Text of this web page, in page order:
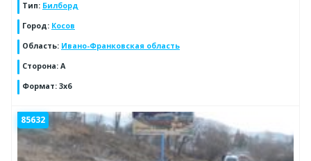
Тип: Билборд
Город: Косов
Область: Ивано-Франковская область
Сторона: А
Формат: 3x6
85632